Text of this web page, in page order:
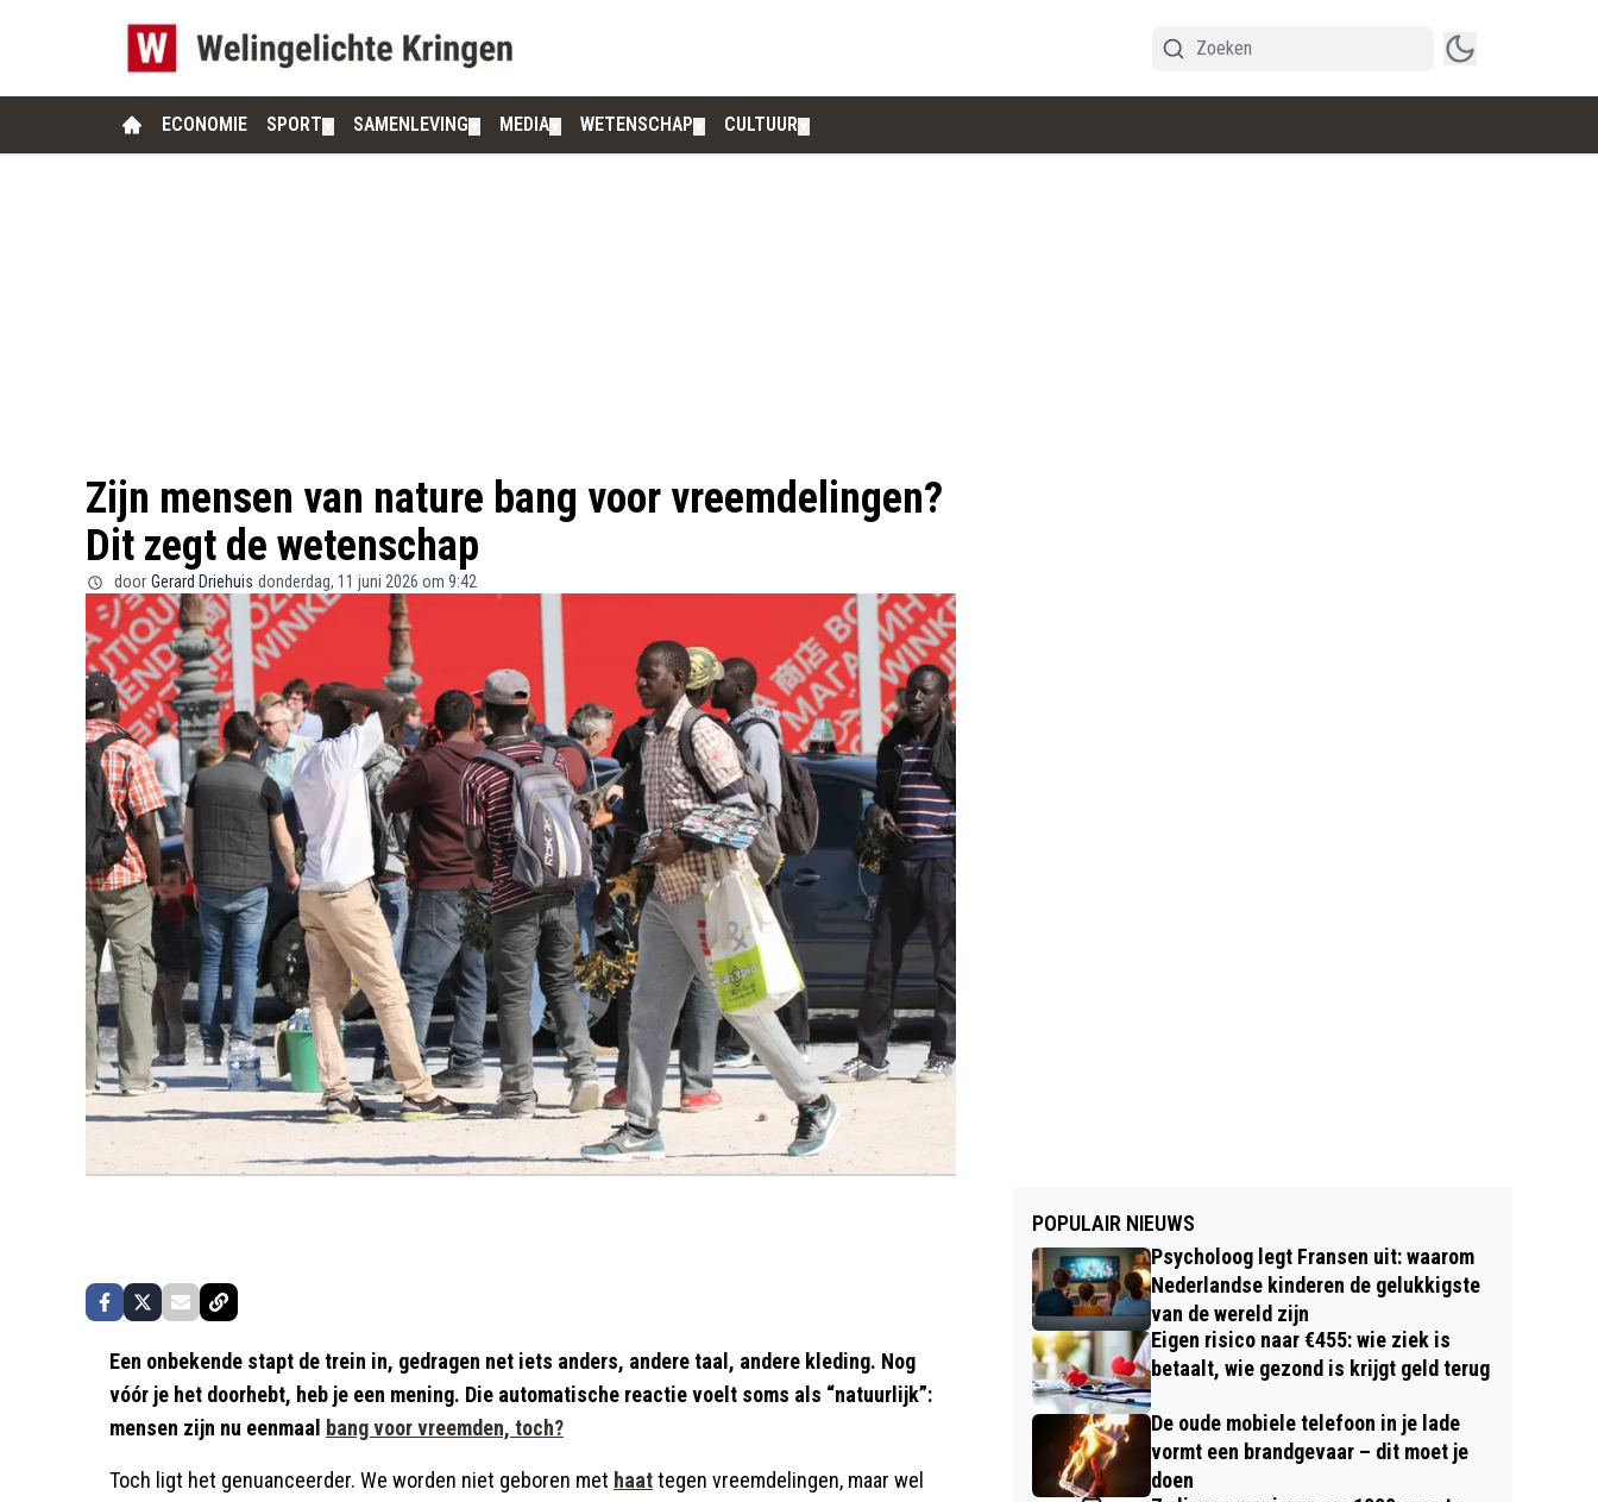
ECONOMIE SPORT SAMENLEVING MEDIA WETENSCHAP CULTUUR
Zijn mensen van nature bang voor vreemdelingen?
Dit zegt de wetenschap
door Gerard Driehuis donderdag, 11 juni 2026 om 9:42
Een onbekende stapt de trein in, gedragen net iets anders, andere taal, andere kleding. Nog
vóór je het doorhebt, heb je een mening. Die automatische reactie voelt soms als “natuurlijk”:
mensen zijn nu eenmaal bang voor vreemden, toch?
Toch ligt het genuanceerder. We worden niet geboren met haattegen vreemdelingen, maar wel
POPULAIR NIEUWS
Psycholoog legt Fransen uit: waarom
Nederlandse kinderen de gelukkigste
van de wereld zijn
Eigen risico naar €455: wie ziek is
betaalt, wie gezond is krijgt geld terug
De oude mobiele telefoon in je lade
vormt een brandgevaar – dit moet je
doen